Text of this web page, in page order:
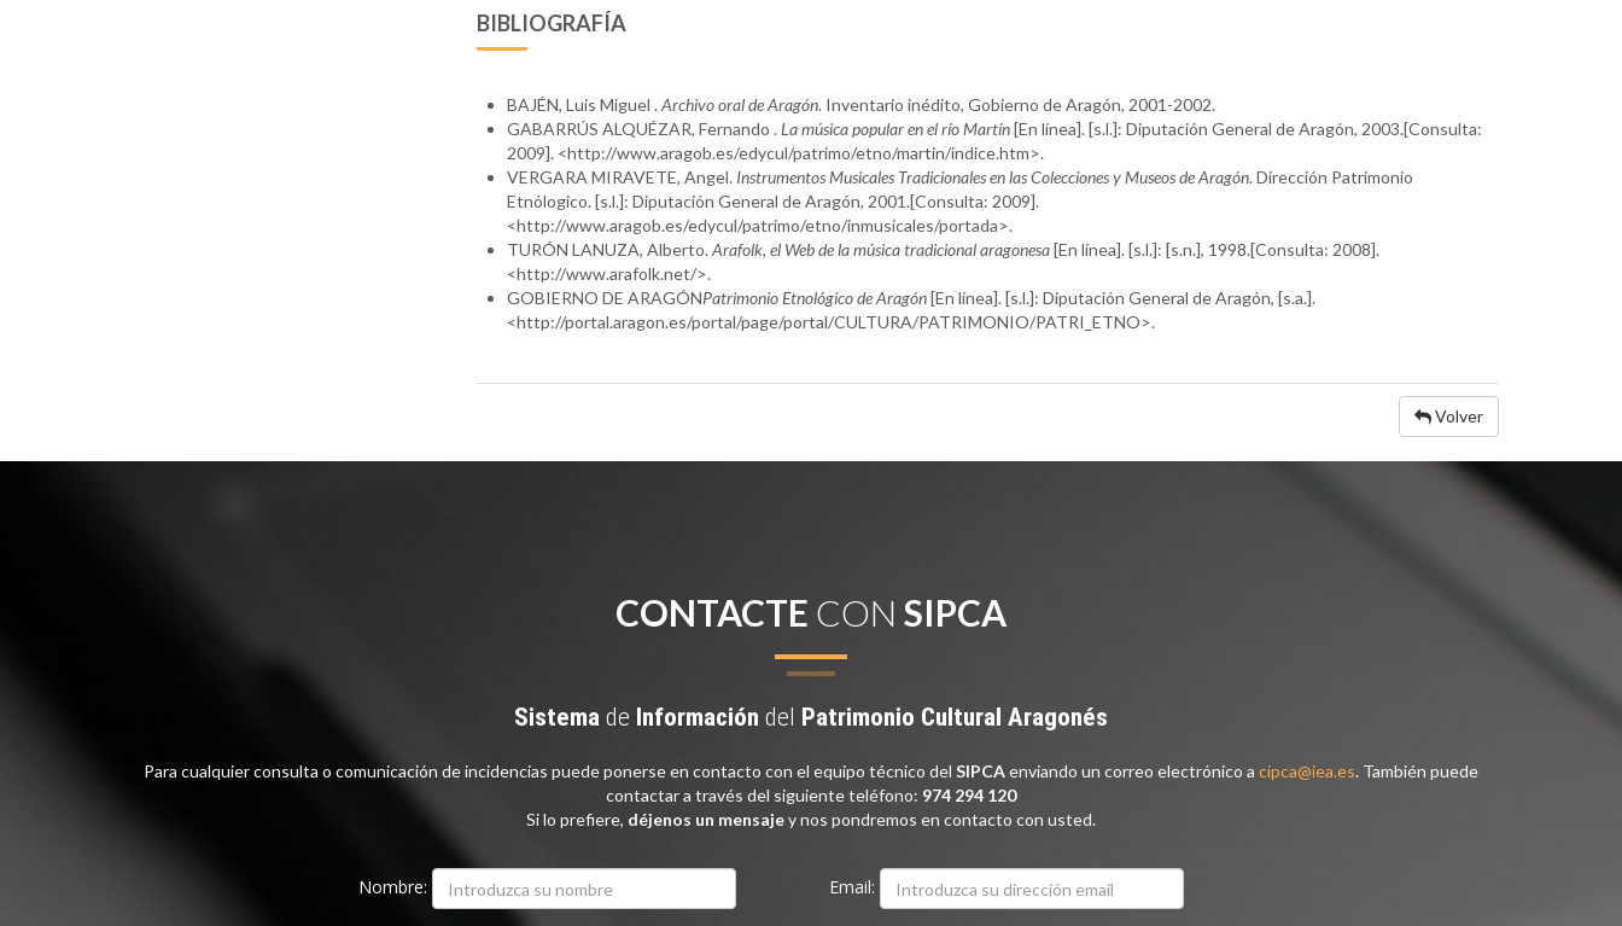
BIBLIOGRAFÍA
BAJÉN, Luis Miguel . Archivo oral de Aragón. Inventario inédito, Gobierno de Aragón, 2001-2002.
GABARRÚS ALQUÉZAR, Fernando . La música popular en el río Martín[En línea]. [s.l.]: Diputación General de Aragón, 2003.[Consulta:
2009]. <http://www.aragob.es/edycul/patrimo/etno/martin/indice.htm>.
VERGARA MIRAVETE, Angel. Instrumentos Musicales Tradicionales en las Colecciones y Museos de Aragón. Dirección Patrimonio
Etnólogico. [s.l.]: Diputación General de Aragón, 2001.[Consulta: 2009].
<http://www.aragob.es/edycul/patrimo/etno/inmusicales/portada>.
TURÓN LANUZA, Alberto. Arafolk, el Web de la música tradicional aragonesa[En línea]. [s.l.]: [s.n.], 1998.[Consulta: 2008].
<http://www.arafolk.net/>.
GOBIERNO DE ARAGÓNPatrimonio Etnológico de Aragón[En línea]. [s.l.]: Diputación General de Aragón, [s.a.].
<http://portal.aragon.es/portal/page/portal/CULTURA/PATRIMONIO/PATRI_ETNO>.
Volver
CONTACTE CON SIPCA
Sistema de Información del Patrimonio Cultural Aragonés
Para cualquier consulta o comunicación de incidencias puede ponerse en contacto con el equipo técnico del SIPCAenviando un correo electrónico a cipca@iea.es. También puede
contactar a través del siguiente teléfono: 974 294 120
Si lo prefiere, déjenos un mensajey nos pondremos en contacto con usted.
Nombre: Email: